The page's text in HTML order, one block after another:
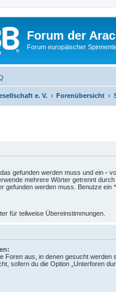
Forum der
Forum europäischer
e. V. Forenübersicht
gefunden werden muss und ein -
mehrere Wörter getrennt durch
gefunden werden muss. Benutze ein
für teilweise Übereinstimmungen.
Foren aus, in denen gesucht werden
sofern du die Option „Unterforen